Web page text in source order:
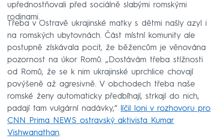
upřednostňovali před sociálně slabými romskými
rodinami.
Třeba v Ostravě ukrajinské matky s dětmi našly azyl i
na romských ubytovnách. Část místní komunity ale
postupně získávala pocit, že běžencům je věnována
pozornost na úkor Romů. „Dostávám třeba stížnosti
od Romů, že se k nim ukrajinské uprchlice chovají
povýšeně až agresivně. V obchodech třeba naše
romské ženy automaticky předbíhají, strkají do nich,
padají tam vulgární nadávky,“ líčil loni v rozhovoru pro
CNN Prima NEWS ostravský aktivista Kumar
Vishwanathan.